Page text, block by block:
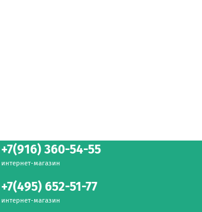
+7(916) 360-54-55
интернет-магазин
+7(495) 652-51-77
интернет-магазин